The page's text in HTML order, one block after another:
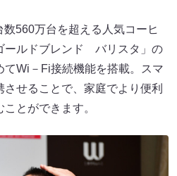
560万台を超える人気コーヒ
ルドブレンド バリスタ」の
てWi－Fi接続機能を搭載。スマ
せることで、家庭でより便利
とができます。